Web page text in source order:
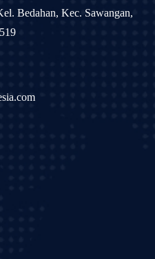
Bedahan, Kec. Sawangan,